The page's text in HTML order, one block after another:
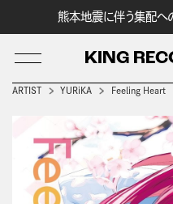
熊本地震に伴う集配へ
KING
LOG IN
ARTIST YURiKA Feeling Heart